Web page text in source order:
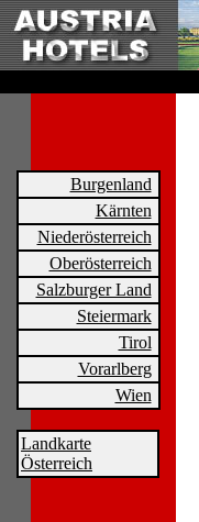
Burgenland
Kärnten
Niederösterreich
Oberösterreich
Salzburger Land
Steiermark
Tirol
Vorarlberg
Wien
Landkarte
Österreich